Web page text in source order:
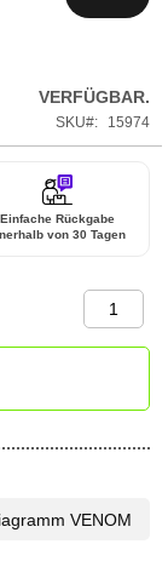
VERFÜGBAR.
SKU 15974
Einfache Rückgabe
von 30 Tagen
VENOM